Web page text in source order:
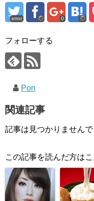
error 0
フォローする
Pon
関連記事
記事は見つかりませんで
この記事を読んだ方は